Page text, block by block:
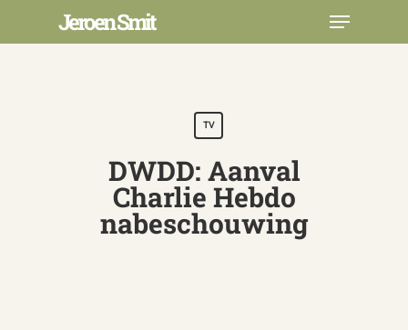
main
Jeroen Smit Menu
TV
DWDD: Aanval
Charlie Hebdo
nabeschouwing